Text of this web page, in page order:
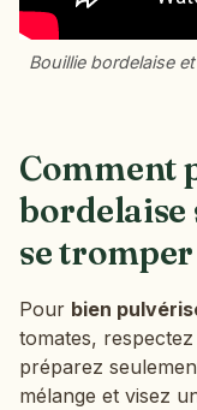
Bouillie bordelaise
Comment
bordelaise
se tromper
Pour bien
tomates, respectez
préparez
mélange et visez